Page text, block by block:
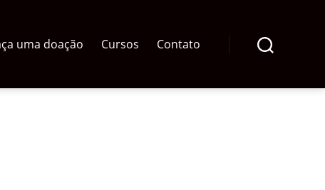
uma doação Cursos Contato